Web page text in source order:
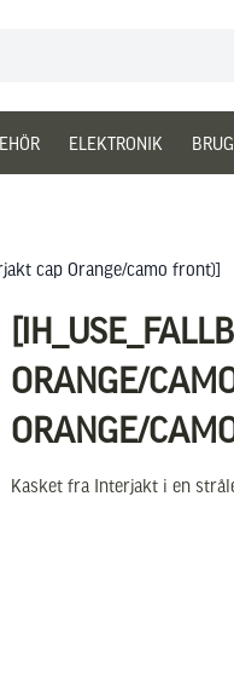
ELEKTRONIK
cap Orange/camo front)]
ORANGE/
ORANGE/
Kasket fra Interjakt i en